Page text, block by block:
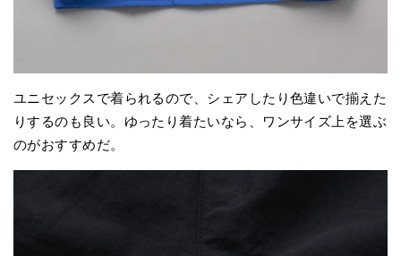
ユニセックスで着られるので、シェアしたり色違いで揃えた
りするのも良い。ゆったり着たいなら、ワンサイズ上を選ぶ
のがおすすめだ。